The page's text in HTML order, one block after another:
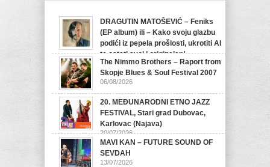
DRAGUTIN MATOŠEVIĆ – Feniks
(EP album) ili – Kako svoju glazbu
podići iz pepela prošlosti, ukrotiti AI
te ostati svoj i originalan!
07/08/2026
The Nimmo Brothers – Raport from
Skopje Blues & Soul Festival 2007
06/08/2026
20. MEĐUNARODNI ETNO JAZZ
FESTIVAL, Stari grad Dubovac,
Karlovac (Najava)
20/07/2026
MAVI KAN – FUTURE SOUND OF
SEVDAH
13/07/2026